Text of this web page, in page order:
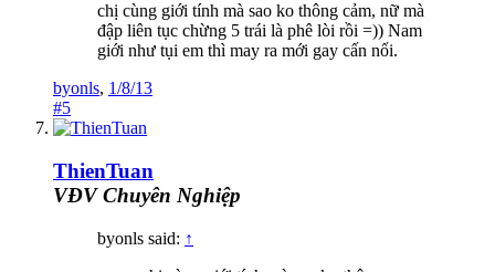
chị cùng giới tính mà sao ko thông cảm, nữ mà
đập liên tục chừng 5 trái là phê lòi rồi =)) Nam
giới như tụi em thì may ra mới gay cấn nổi.
byonls, 1/8/13
#5
ThienTuan
VĐV Chuyên Nghiệp
byonls said: ↑